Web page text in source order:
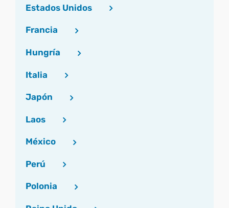
Estados Unidos
Francia
Hungría
Italia
Japón
Laos
México
Perú
Polonia